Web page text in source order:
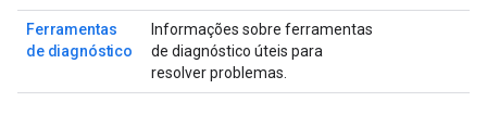
Ferramentas
de diagnóstico
Informações sobre ferramentas
de diagnóstico úteis para
resolver problemas.